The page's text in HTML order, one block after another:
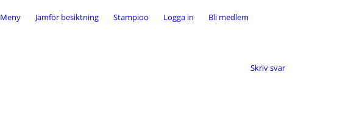
Meny Jämför besiktning Stampioo Logga in Bli medlem
Skriv svar